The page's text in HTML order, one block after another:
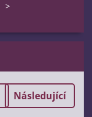
>
Následující